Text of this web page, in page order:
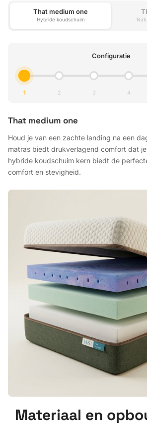
That medium one
Hybride koudschuim
Configuratie
1 2 3 4
That medium one
Houd je van een zachte landing na een
matras biedt drukverlagend comfort dat
hybride koudschuim kern biedt de
comfort en stevigheid.
Materiaal en